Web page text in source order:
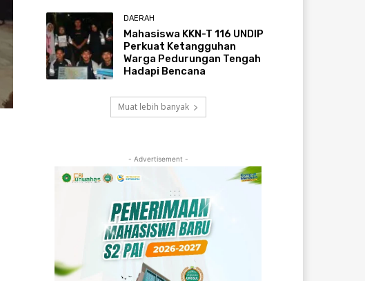
DAERAH
Mahasiswa KKN-T 116 UNDIP
Perkuat Ketangguhan
Warga Pedurungan Tengah
Hadapi Bencana
Muat lebih banyak
- Advertisement -